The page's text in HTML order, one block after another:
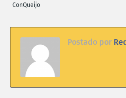
ConQueijo
Postado por